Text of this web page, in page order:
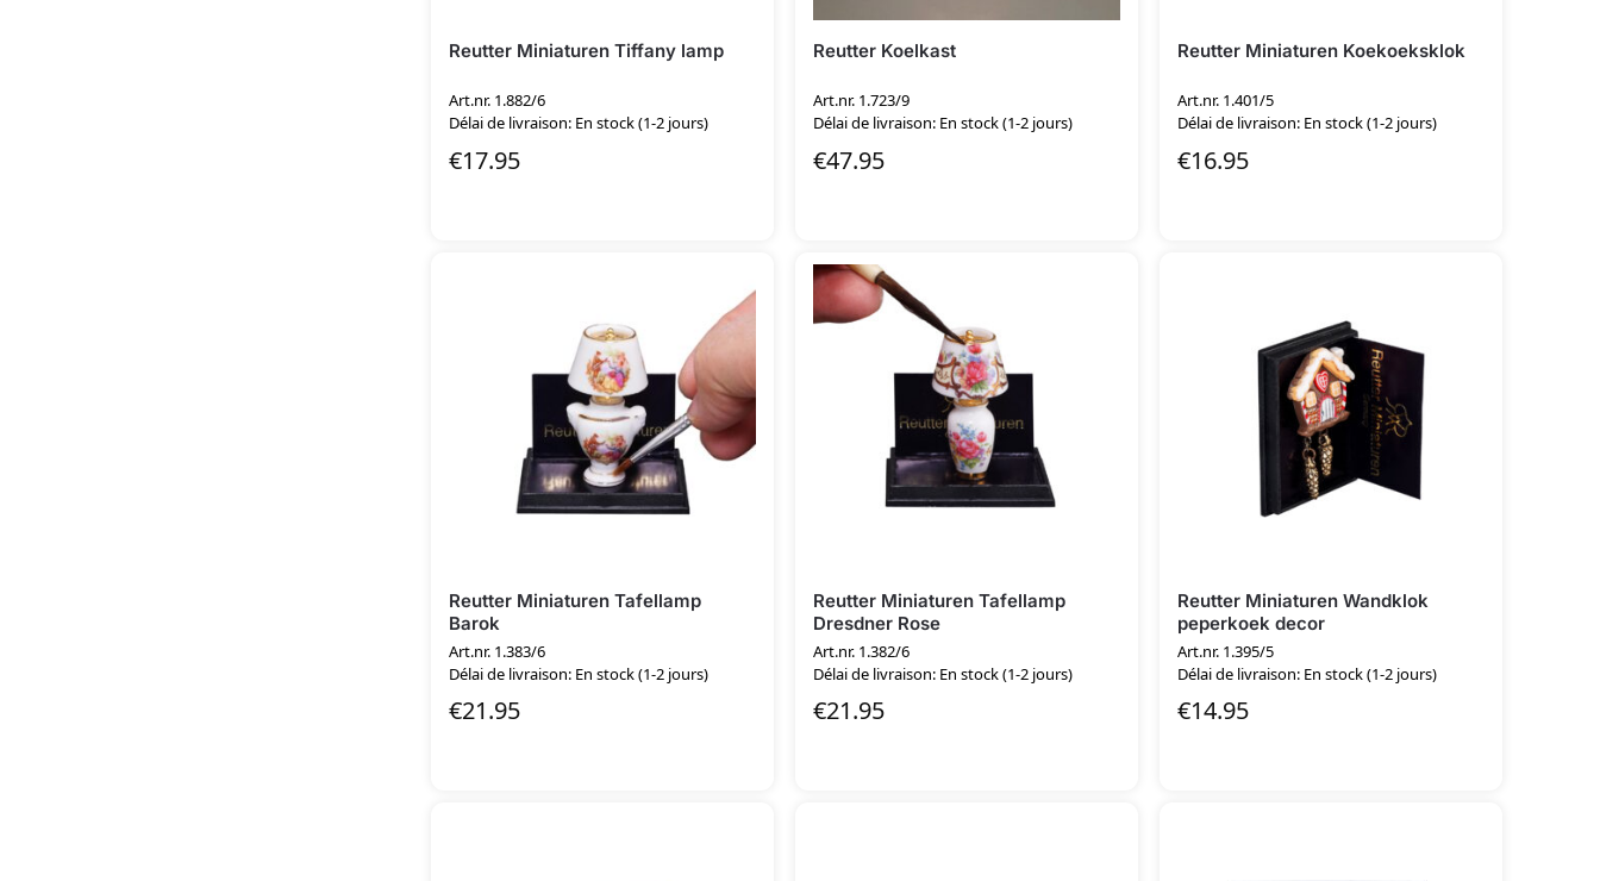
Reutter Miniaturen Tiffany lamp
Art.nr. 1.882/6
Délai de livraison: En stock (1-2 jours)
€17.95
Reutter Koelkast
Art.nr. 1.723/9
Délai de livraison: En stock (1-2 jours)
€47.95
Reutter Miniaturen Koekoeksklok
Art.nr. 1.401/5
Délai de livraison: En stock (1-2 jours)
€16.95
Reutter Miniaturen Tafellamp
Barok
Art.nr. 1.383/6
Délai de livraison: En stock (1-2 jours)
€21.95
Reutter Miniaturen Tafellamp
Dresdner Rose
Art.nr. 1.382/6
Délai de livraison: En stock (1-2 jours)
€21.95
Reutter Miniaturen Wandklok
peperkoek decor
Art.nr. 1.395/5
Délai de livraison: En stock (1-2 jours)
€14.95